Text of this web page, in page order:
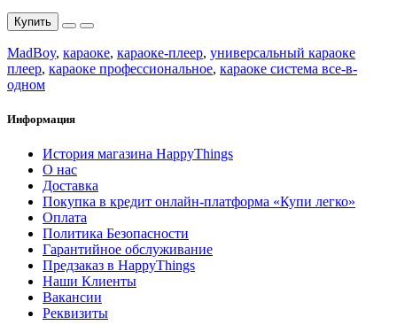
Купить
MadBoy, караоке, караоке-плеер, универсальный караоке
плеер, караоке профессиональное, караоке система все-в-
одном
Информация
История магазина HappyThings
О нас
Доставка
Покупка в кредит онлайн-платформа «Купи легко»
Оплата
Политика Безопасности
Гарантийное обслуживание
Предзаказ в HappyThings
Наши Клиенты
Вакансии
Реквизиты